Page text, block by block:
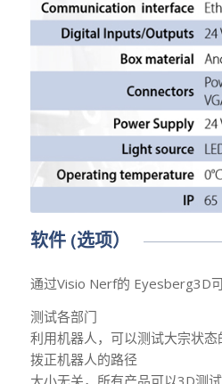
软件 (选项）
通过Visio Nerf的 Eyesberg3D
测试各部门
利用机器人，可以测试大宗状态
拨正机器人的路径
大小无关，所有产品可以3D测试